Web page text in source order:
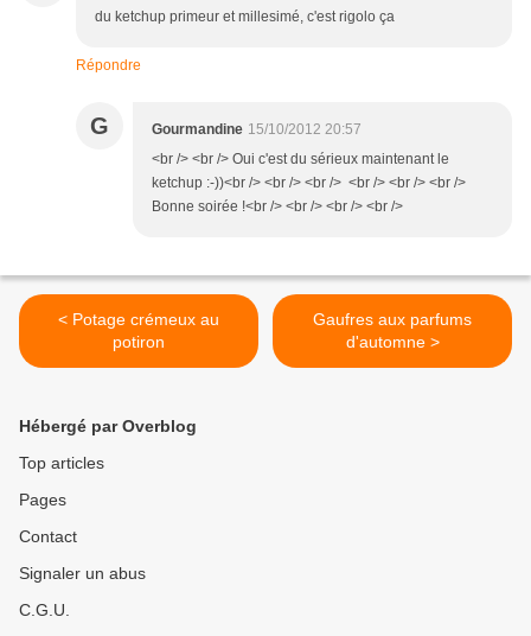
du ketchup primeur et millesimé, c'est rigolo ça
Répondre
G Gourmandine 15/10/2012 20:57
<br /> <br /> Oui c'est du sérieux maintenant le
ketchup :-))<br /> <br /> <br /> <br /> <br /> <br />
Bonne soirée !<br /> <br /> <br /> <br />
< Potage crémeux au
potiron
Gaufres aux parfums
d'automne >
Hébergé par Overblog
Top articles
Pages
Contact
Signaler un abus
C.G.U.